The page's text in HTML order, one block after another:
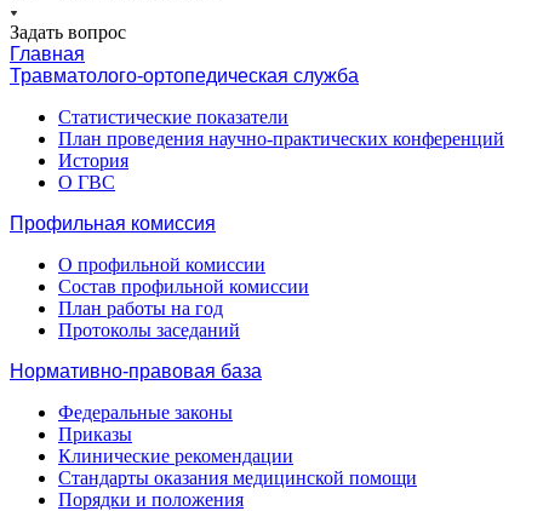
Задать вопрос
Главная
Травматолого-ортопедическая служба
Статистические показатели
План проведения научно-практических конференций
История
О ГВС
Профильная комиссия
О профильной комиссии
Состав профильной комиссии
План работы на год
Протоколы заседаний
Нормативно-правовая база
Федеральные законы
Приказы
Клинические рекомендации
Стандарты оказания медицинской помощи
Порядки и положения